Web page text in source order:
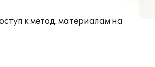
к метод. материалам на